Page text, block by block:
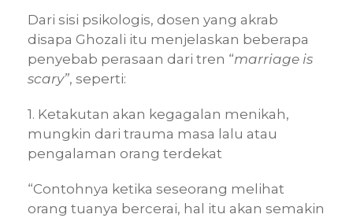
Dari sisi psikologis, dosen yang akrab
disapa Ghozali itu menjelaskan beberapa
penyebab perasaan dari tren “marriage is
scary”, seperti:
1. Ketakutan akan kegagalan menikah,
mungkin dari trauma masa lalu atau
pengalaman orang terdekat
“Contohnya ketika seseorang melihat
orang tuanya bercerai, hal itu akan semakin